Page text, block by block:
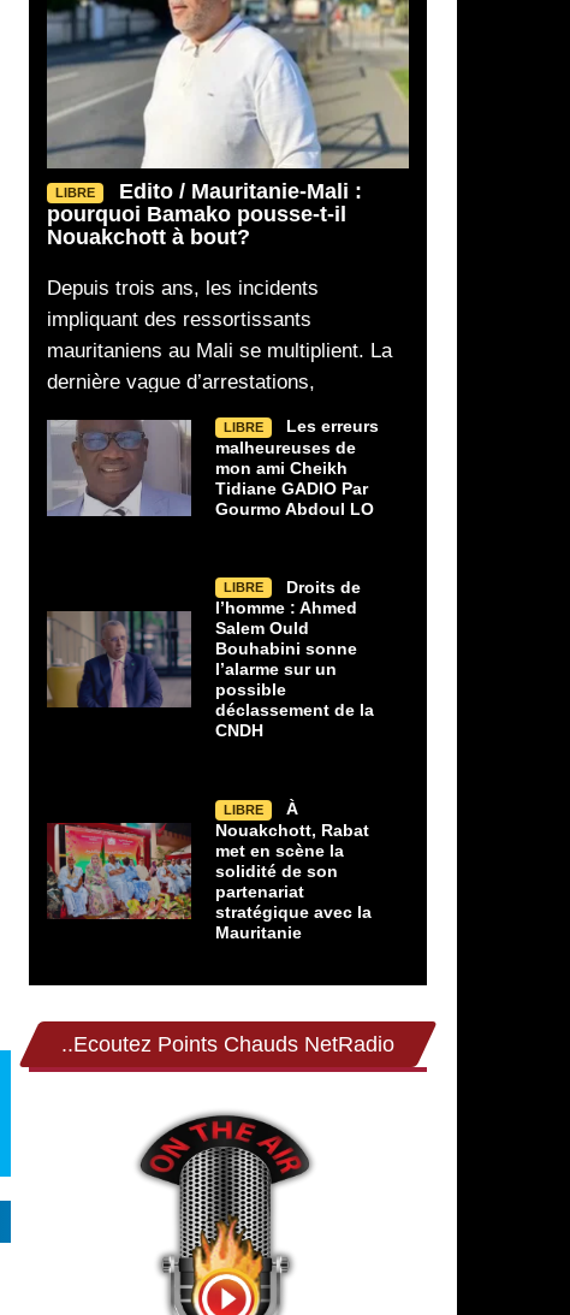
LIBRE
Edito / Mauritanie-Mali :
pourquoi Bamako pousse-t-il
Nouakchott à bout?
Depuis trois ans, les incidents
impliquant des ressortissants
mauritaniens au Mali se multiplient. La
dernière vague d’arrestations,
LIBRE
Les erreurs
malheureuses de
mon ami Cheikh
Tidiane GADIO Par
Gourmo Abdoul LO
LIBRE
Droits de
l’homme : Ahmed
Salem Ould
Bouhabini sonne
l’alarme sur un
possible
déclassement de la
CNDH
LIBRE
À
Nouakchott, Rabat
met en scène la
solidité de son
partenariat
stratégique avec la
Mauritanie
..Ecoutez Points Chauds NetRadio